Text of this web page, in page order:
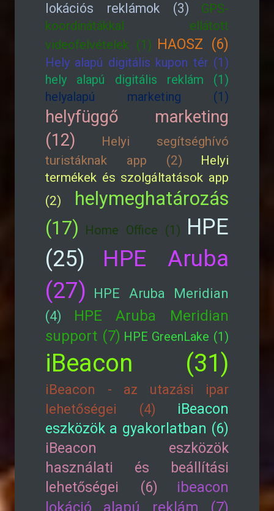
lokációs reklámok (3)
GPS-
koordinátákkal ellátott
videofelvételek (1) HAOSZ (6)
Hely alapú digitális kupon tér (1)
hely alapú digitális reklám (1)
helyalapú marketing (1)
helyfüggő marketing
(12)
Helyi segítséghívó
turistáknak app (2)
Helyi
termékek és szolgáltatások app
(2)
helymeghatározás
(17) Home Office (1) HPE
(25)
HPE Aruba
(27)
HPE Aruba Meridian
(4)
HPE Aruba Meridian
support (7) HPE GreenLake (1)
iBeacon (31)
iBeacon - az utazási ipar
lehetőségei (4)
iBeacon
eszközök a gyakorlatban (6)
iBeacon eszközök
használati és beállítási
lehetőségei (6)
ibeacon
lokáció alapú reklám (7)